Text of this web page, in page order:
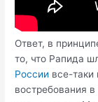
Ответ, в
то, что Рапида
России все-таки
востребования